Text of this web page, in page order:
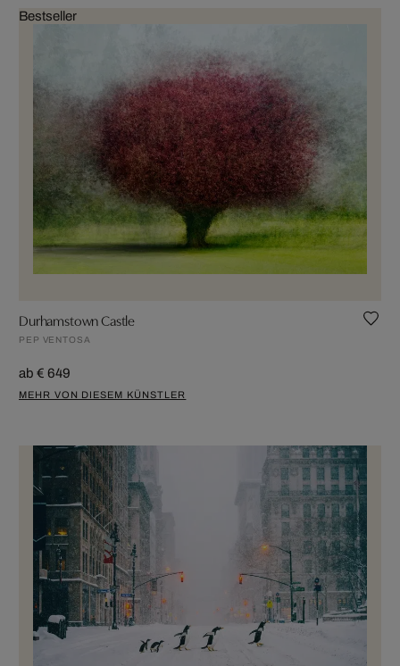
Bestseller
Durhamstown Castle
PEP VENTOSA
ab € 649
MEHR VON DIESEM KÜNSTLER